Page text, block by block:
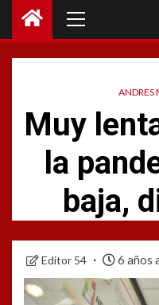
ANDRES
Muy
la
baja,
Editor 54 6 años